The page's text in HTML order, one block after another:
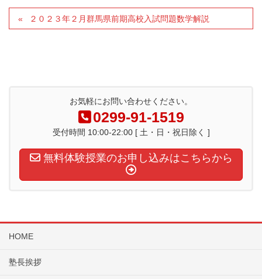
２０２３年２月群馬県前期高校入試問題数学解説
お気軽にお問い合わせください。
0299-91-1519
受付時間 10:00-22:00 [ 土・日・祝日除く ]
無料体験授業のお申し込みはこちらから
HOME
塾長挨拶